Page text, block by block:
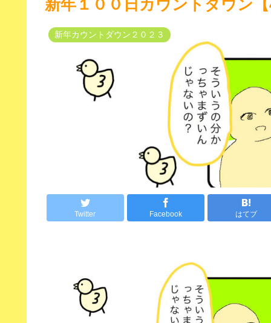
新年１００日カウントダウン
新年カウントダウン２０２３
Twitter Facebook はてブ